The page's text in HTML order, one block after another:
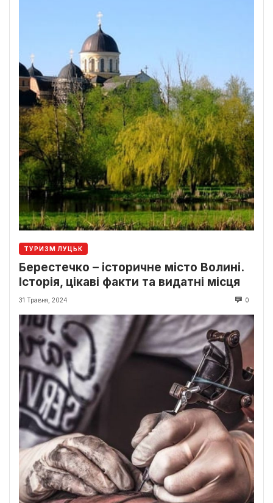
ТУРИЗМ ЛУЦЬК
Берестечко – історичне місто Волині.
Історія, цікаві факти та видатні місця
31 Травня, 2024 0